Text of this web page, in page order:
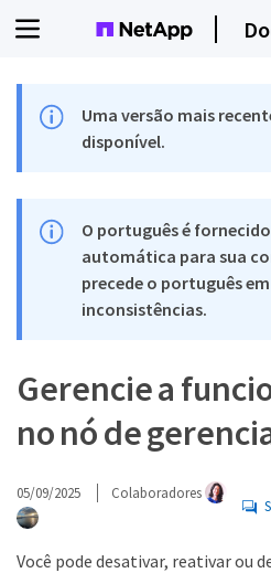
Uma versão mais
disponível.
O português é
automática para sua
precede o português
inconsistências.
Gerencie a
no nó de
05/09/2025 Colaboradores
Você pode desativar, reativar ou